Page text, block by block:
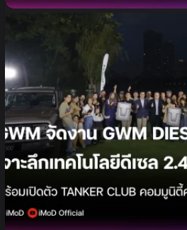
GWM จัดงาน “GWM DIESEL
ลึกเทคโนโลยีดีเซล 2.4T เจนฯ ล่
“TANKER CLUB” คอมมูนิตี้คน
ไทยอย่างเป็นทางการ